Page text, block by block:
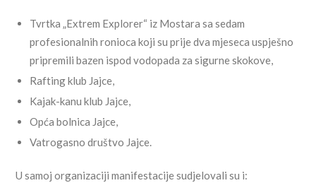
Tvrtka „Extrem Explorer“ iz Mostara sa sedam
profesionalnih ronioca koji su prije dva mjeseca uspješno
pripremili bazen ispod vodopada za sigurne skokove,
Rafting klub Jajce,
Kajak-kanu klub Jajce,
Opća bolnica Jajce,
Vatrogasno društvo Jajce.
U samoj organizaciji manifestacije sudjelovali su i: